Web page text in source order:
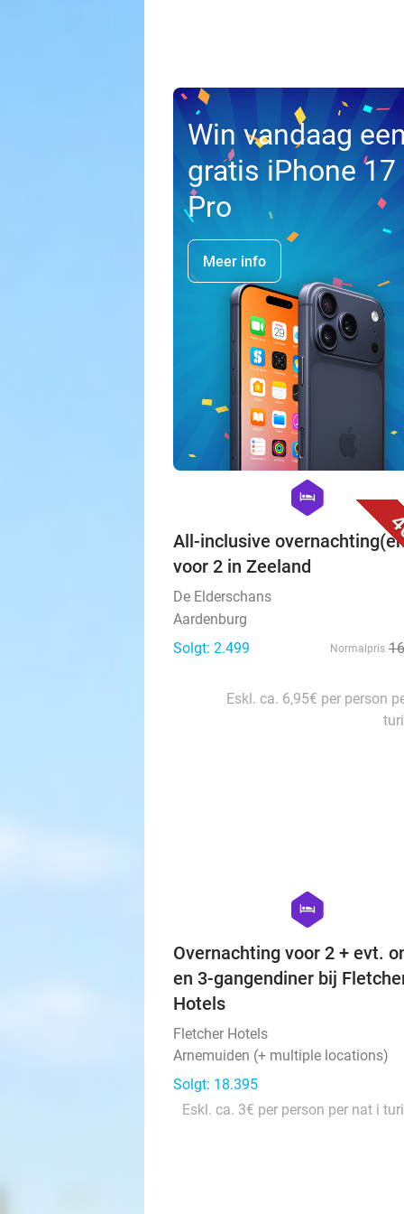
Win vandaag
gratis iPhone 17
Pro
Meer info
hexagon
hotel
All-inclusive
voor 2 in Zeeland
De Elderschans
Aardenburg
Solgt: 2.499
Normalpris
Eskl. ca. 6,95€ per person
hexagon
hotel
Overnachting voor 2 + evt.
en 3-gangendiner bij
Hotels
Fletcher Hotels
Arnemuiden (+ multiple locations)
Solgt: 18.395
Eskl. ca. 3€ per person per nat i